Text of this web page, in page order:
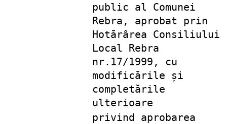
public al Comunei
Rebra, aprobat prin
Hotărârea Consiliului
Local Rebra
nr.17/1999, cu
modificările și
completările
ulterioare
privind aprobarea